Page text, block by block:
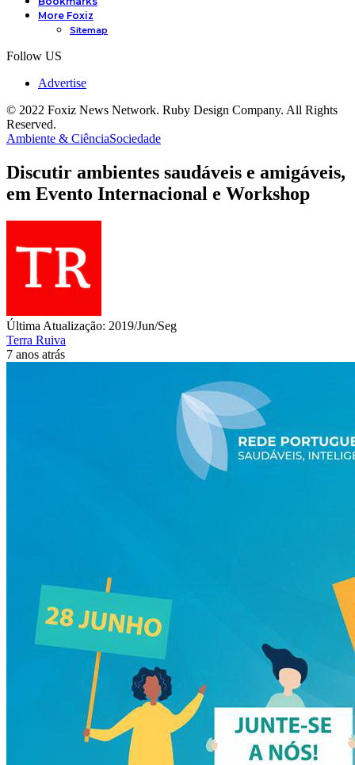
More Foxiz
Sitemap
Follow US
Advertise
© 2022 Foxiz News Network. Ruby Design Company. All Rights
Reserved.
Ambiente & CiênciaSociedade
Discutir ambientes saudáveis e amigáveis,
em Evento Internacional e Workshop
Última Atualização: 2019/Jun/Seg
Terra Ruiva
7 anos atrás